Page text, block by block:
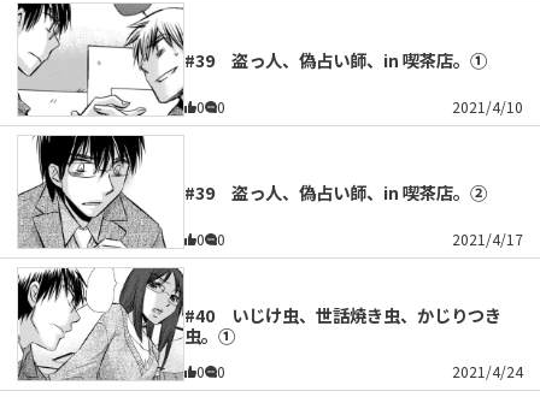
#39 盗っ人、偽占い師、in 喫茶店。①
0 0 2021/4/10
#39 盗っ人、偽占い師、in 喫茶店。②
0 0 2021/4/17
#40 いじけ虫、世話焼き虫、かじりつき
虫。①
0 0 2021/4/24